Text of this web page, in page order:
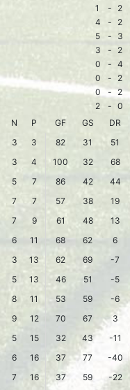
1 -
2
4 -
2
5 -
3
3 - 2
0 - 4
0 -
2
0 - 2
2 - 0
N P GF GS
DR
3 3 82 31
51
3 4 100 32
68
5 7 86 42
44
7 7 57 38
19
7 9 61 48
13
6 11 68 62
6
3 13 62 69
-7
5 13 46 51
-5
8 11 53 59
-6
9 12 70 67
3
5 15 32 43
-11
6 16 37 77
-40
7 16 37 59 -22